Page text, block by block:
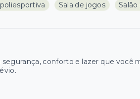
Sala de jogos
conforto e lazer que você